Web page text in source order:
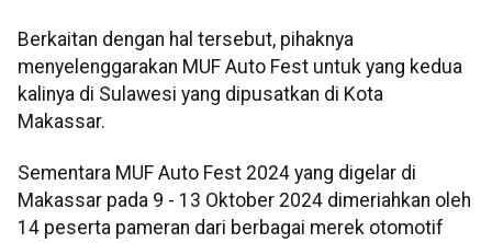
Berkaitan dengan hal tersebut, pihaknya
menyelenggarakan MUF Auto Fest untuk yang kedua
kalinya di Sulawesi yang dipusatkan di Kota
Makassar.
Sementara MUF Auto Fest 2024 yang digelar di
Makassar pada 9 - 13 Oktober 2024 dimeriahkan oleh
14 peserta pameran dari berbagai merek otomotif